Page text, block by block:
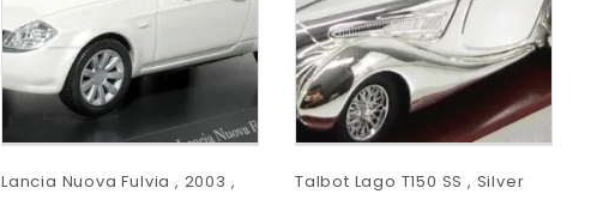
Lancia Nuova Fulvia , 2003 ,
Talbot Lago T150 SS , Silver